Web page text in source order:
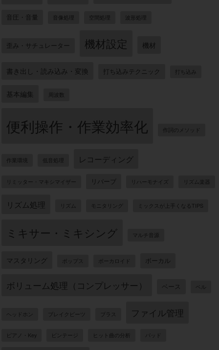
音圧・音量 音像処理 空間処理 波形処理
歪み・サチュレーター 機材設定 機材
書き出し・読み込み・変換 打ち込みテクニック 打ち込み
基本編集 周波数
便利操作・作業効率化 作詞のメソッド
作業環境 低音処理 レコーディング
リミッター・マキシマイザー リバーブ リハーモナイズ リズム楽器
リズム処理 リズム モニタリング ミックスが上手くなるTIPS
ミキサー・ミキシング マルチ音源
マスタリング ポップス ボーカロイド ボーカル
ボリューム処理（コンプレッサー） ベース ベル
ヘッドホン ブレイクビーツ ブラス ファイル管理
ピアノ・Key ビンテージ ヒット曲の分析 パッド